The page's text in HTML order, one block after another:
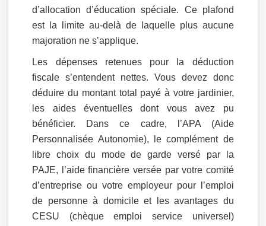
d’allocation d’éducation spéciale. Ce plafond
est la limite au-delà de laquelle plus aucune
majoration ne s’applique.
Les dépenses retenues pour la déduction
fiscale s’entendent nettes. Vous devez donc
déduire du montant total payé à votre jardinier,
les aides éventuelles dont vous avez pu
bénéficier. Dans ce cadre, l’APA (Aide
Personnalisée Autonomie), le complément de
libre choix du mode de garde versé par la
PAJE, l’aide financière versée par votre comité
d’entreprise ou votre employeur pour l’emploi
de personne à domicile et les avantages du
CESU (chèque emploi service universel)